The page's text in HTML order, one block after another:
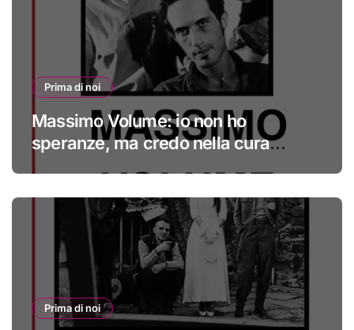
Prima di noi
Massimo Volume: io non ho
speranze, ma credo nella cura
Prima di noi